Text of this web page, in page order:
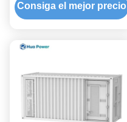
energía de los 20ft/40ft
Consiga el mejor precio